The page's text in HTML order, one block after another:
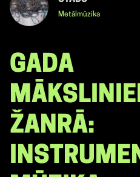
Metālmūzika
GADA
ŽANRĀ: